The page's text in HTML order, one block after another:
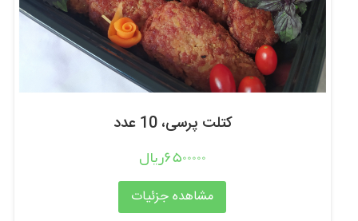
کتلت پرسی، 10 عدد
6500000ریال
مشاهده جزئیات